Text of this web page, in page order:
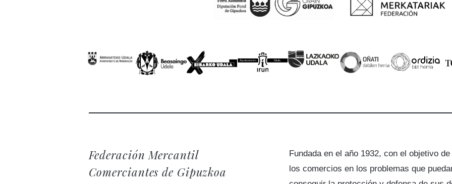
Federación Mercantil
Comerciantes de Gipuzkoa
Fundada en el año 1932, con el objetivo
los comercios en los problemas que